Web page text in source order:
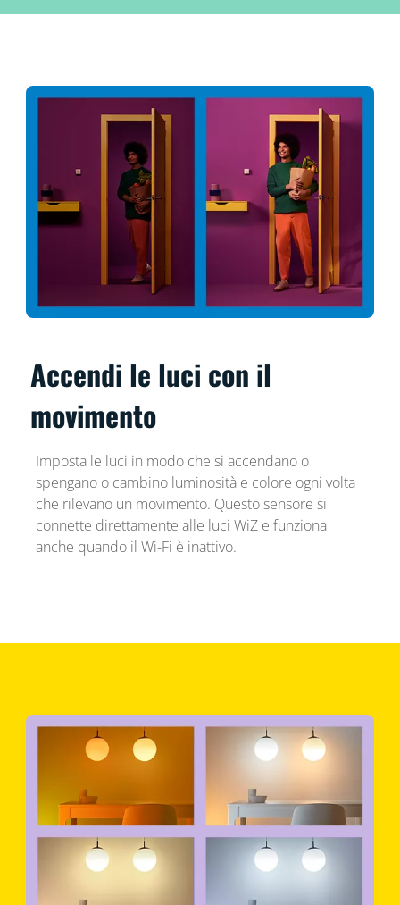
Accendi le luci con il
movimento
Imposta le luci in modo che si accendano o
spengano o cambino luminosità e colore ogni volta
che rilevano un movimento. Questo sensore si
connette direttamente alle luci WiZ e funziona
anche quando il Wi-Fi è inattivo.